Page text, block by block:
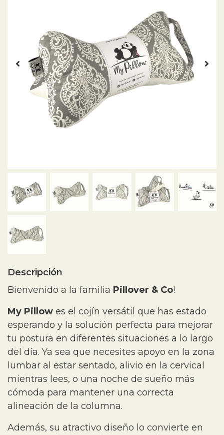
Descripción
Bienvenido a la familia Pillover & Co!
My Pillow es el cojín versátil que has estado
esperando y la solución perfecta para mejorar
tu postura en diferentes situaciones a lo largo
del día. Ya sea que necesites apoyo en la zona
lumbar al estar sentado, alivio en la cervical
mientras lees, o una noche de sueño más
cómoda para mantener una correcta
alineación de la columna.
Además, su atractivo diseño lo convierte en